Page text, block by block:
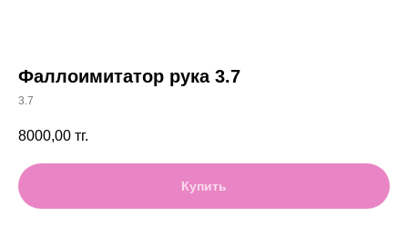
Фаллоимитатор рука 3.7
3.7
8000,00 тг.
Купить